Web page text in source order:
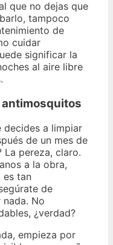
que no dejas que
tampoco
de
cuidar
significar la
al aire libre
antimosquitos
decides a limpiar
de un mes de
La pereza, claro.
a la obra,
es tan
de
No
¿verdad?
empieza por